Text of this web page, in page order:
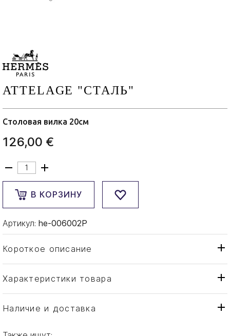
ATTELAGE "СТАЛЬ"
Столовая вилка 20см
126,00 €
В КОРЗИНУ
Артикул: he-006002P
Короткое описание
Характеристики товара
Тип товара
Вилка
Бренд
Наличие и доставка